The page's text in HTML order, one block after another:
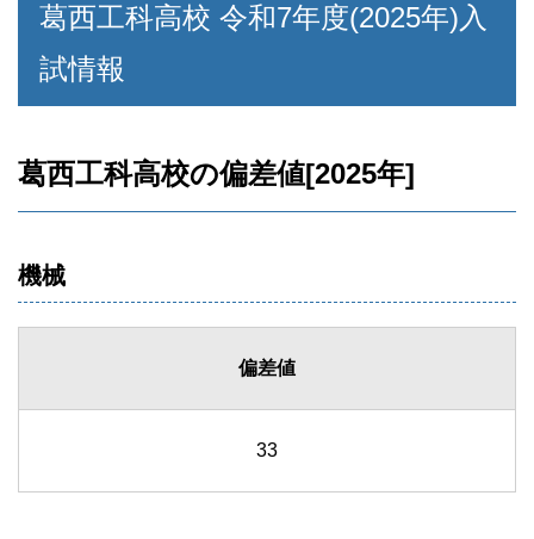
葛西工科高校 令和7年度(2025年)入
試情報
葛西工科高校の偏差値[2025年]
機械
偏差値
33